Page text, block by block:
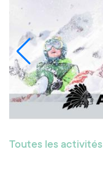
Toutes les activités